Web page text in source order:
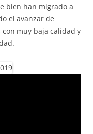
bien han migrado a
el avanzar de
muy baja calidad y